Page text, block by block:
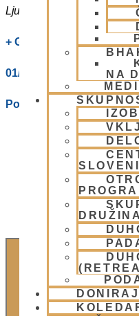
NA
DONIRAJ
Ljubljana
Slovenia
+ Google Zemljevidi
01/ 4312319
Poglej Prizorišče spletno